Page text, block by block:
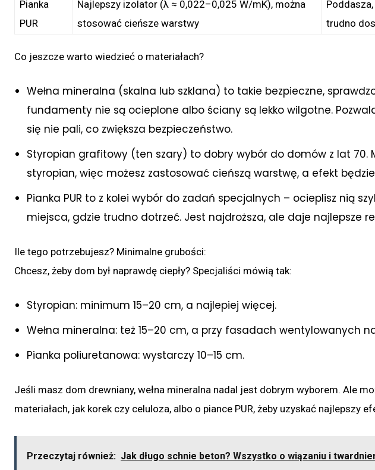
Pianka
PUR
Najlepszy izolator (λ ≈ 0,022–0,025 W/mK), można
stosować cieńsze warstwy
trudno
Co jeszcze warto wiedzieć o materiałach?
Wełna mineralna (skalna lub szklana) to takie bezpieczne,
fundamenty nie są ocieplone albo ściany są lekko wilgotne.
się nie pali, co zwiększa bezpieczeństwo.
Styropian grafitowy (ten szary) to dobry wybór do domów z lat 70.
styropian, więc możesz zastosować cieńszą warstwę, a efekt
Pianka PUR to z kolei wybór do zadań specjalnych – ocieplisz nią
miejsca, gdzie trudno dotrzeć. Jest najdroższa, ale daje najlepsze
Ile tego potrzebujesz? Minimalne grubości:
Chcesz, żeby dom był naprawdę ciepły? Specjaliści mówią tak:
Styropian: minimum 15–20 cm, a najlepiej więcej.
Wełna mineralna: też 15–20 cm, a przy fasadach wentylowanych
Pianka poliuretanowa: wystarczy 10–15 cm.
Jeśli masz dom drewniany, wełna mineralna nadal jest dobrym wyborem. Ale
materiałach, jak korek czy celuloza, albo o piance PUR, żeby uzyskać najlepszy
Przeczytaj również: Jak długo schnie beton? Wszystko o wiązaniu i